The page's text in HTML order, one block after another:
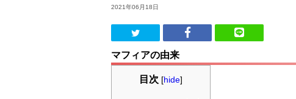
2021年06月18日
マフィアの由来
目次 [hide]